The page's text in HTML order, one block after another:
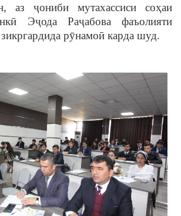
аз ҷониби мутахассиси соҳаи
Эҷода Раҷабова фаъолияти
рӯнамоӣ карда шуд.